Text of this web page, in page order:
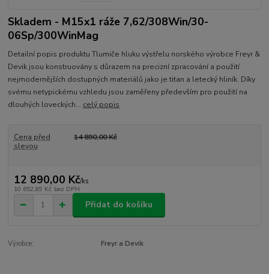
Skladem - M15x1 ráže 7,62/308Win/30-
06Sp/300WinMag
Detailní popis produktu Tlumiče hluku výstřelu norského výrobce Freyr &
Devik jsou konstruovány s důrazem na precizní zpracování a použití
nejmodernějších dostupných materiálů jako je titan a letecký hliník. Díky
svému netypickému vzhledu jsou zaměřeny především pro použití na
dlouhých loveckých... celý popis
Cena před
slevou
14 890,00 Kč
12 890,00 Kč/ks
10 652,89 Kč bez DPH
Přidat do košíku
Výrobce: Freyr a Devik